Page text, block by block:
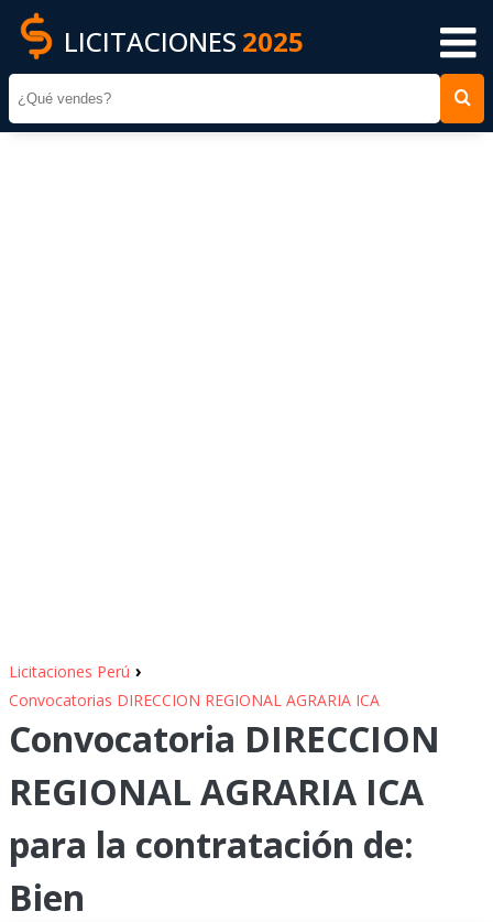
LICITACIONES 2025
Licitaciones Perú ›
Convocatorias DIRECCION REGIONAL AGRARIA ICA
Convocatoria DIRECCION
REGIONAL AGRARIA ICA
para la contratación de:
Bien